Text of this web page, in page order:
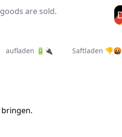
are sold.
aufladen 🔋🔌 Saftladen 👎🤬